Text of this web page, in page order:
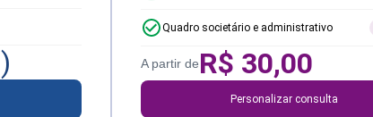
)
Quadro societário e administrativo
A partir deR$ 30,00
Personalizar consulta